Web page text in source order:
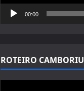
00:00
ROTEIRO CAMBORIU